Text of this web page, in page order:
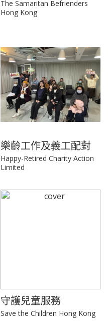
The Samaritan Befrienders
Hong Kong
樂齡工作及義工配對
Happy-Retired Charity Action
Limited
守護兒童服務
Save the Children Hong Kong